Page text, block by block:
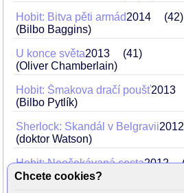
Hobit: Bitva pěti armád2014
42
(Bilbo Baggins)
U konce světa2013
41
(Oliver Chamberlain)
Hobit: Šmakova dračí poušť2013
(Bilbo Pytlík)
Sherlock: Skandál v Belgravii2012
(doktor Watson)
Hobit: Neočekávaná cesta2012
(Bilbo Pytlík)
Chcete cookies?